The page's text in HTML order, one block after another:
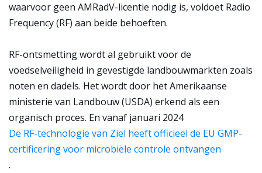
waarvoor geen AMRadV-licentie nodig is, voldoet Radio
Frequency (RF) aan beide behoeften.
RF-ontsmetting wordt al gebruikt voor de
voedselveiligheid in gevestigde landbouwmarkten zoals
noten en dadels. Het wordt door het Amerikaanse
ministerie van Landbouw (USDA) erkend als een
organisch proces. En vanaf januari 2024
De RF-technologie van Ziel heeft officieel de EU GMP-
certificering voor microbiële controle ontvangen
.